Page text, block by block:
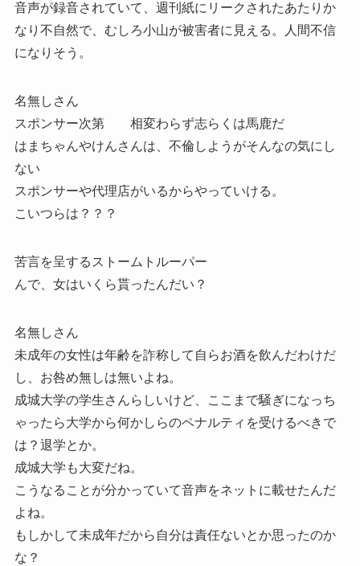
音声が録音されていて、週刊紙にリークされたあたりか
なり不自然で、むしろ小山が被害者に見える。人間不信
になりそう。
名無しさん
スポンサー次第 相変わらず志らくは馬鹿だ
はまちゃんやけんさんは、不倫しようがそんなの気にし
ない
スポンサーや代理店がいるからやっていける。
こいつらは？？？
苦言を呈するストームトルーパー
んで、女はいくら貰ったんだい？
名無しさん
未成年の女性は年齢を詐称して自らお酒を飲んだわけだ
し、お咎め無しは無いよね。
成城大学の学生さんらしいけど、ここまで騒ぎになっち
ゃったら大学から何かしらのペナルティを受けるべきで
は？退学とか。
成城大学も大変だね。
こうなることが分かっていて音声をネットに載せたんだ
よね。
もしかして未成年だから自分は責任ないとか思ったのか
な？